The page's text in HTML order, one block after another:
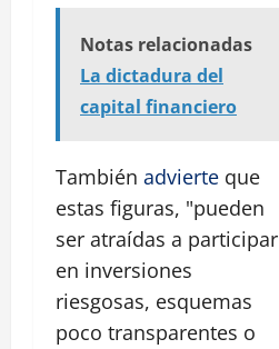
Notas relacionadas
La dictadura del
capital financiero
También advierte que
estas figuras, "pueden
ser atraídas a participar
en inversiones
riesgosas, esquemas
poco transparentes o